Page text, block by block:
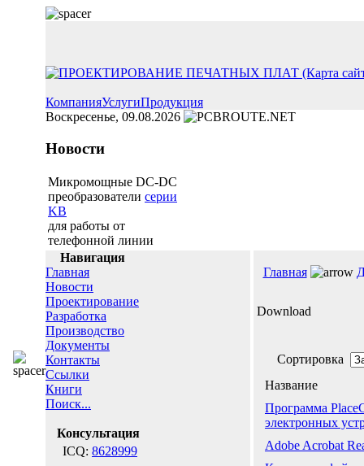
КомпанияУслугиПродукция
Воскресенье, 09.08.2026
Новости
Микромощные DC-DC
преобразователи серии
KB
для работы от
телефонной линии
Навигация
Главная
Новости
Проектирование
Разработка
Производство
Документы
Контакты
Ссылки
Книги
Поиск...
Консультация
ICQ: 8628999
Главная
Download
Сортировка
Название
Программа
электронных
Adobe Acrobat